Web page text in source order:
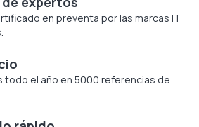
en preventa por las marcas IT
todo el año en 5000 referencias de